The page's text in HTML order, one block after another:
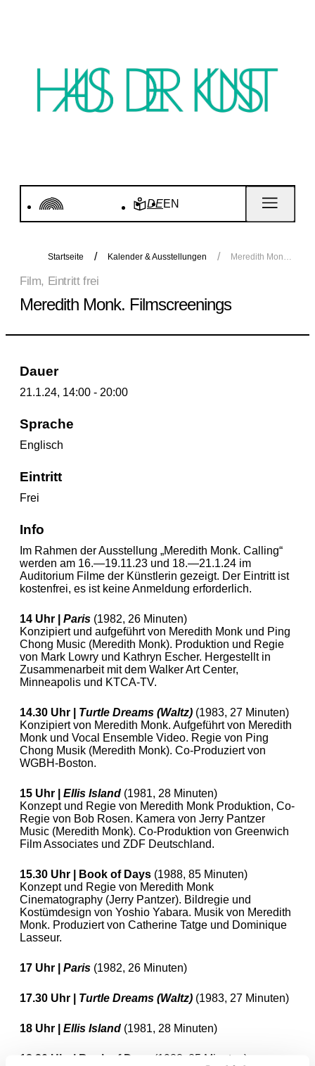
DEEN
Startseite Kalender & Ausstellungen Meredith Monk. Filmscreenings
Film, Eintritt frei
Meredith Monk. Filmscreenings
Dauer
21.1.24, 14:00 - 20:00
Sprache
Englisch
Eintritt
Frei
Info
Im Rahmen der Ausstellung „Meredith Monk. Calling“
werden am 16.—19.11.23 und 18.—21.1.24 im
Auditorium Filme der Künstlerin gezeigt. Der Eintritt ist
kostenfrei, es ist keine Anmeldung erforderlich.
14 Uhr | Paris (1982, 26 Minuten)
Konzipiert und aufgeführt von Meredith Monk und Ping
Chong Music (Meredith Monk). Produktion und Regie
von Mark Lowry und Kathryn Escher. Hergestellt in
Zusammenarbeit mit dem Walker Art Center,
Minneapolis und KTCA-TV.
14.30 Uhr | Turtle Dreams (Waltz) (1983, 27 Minuten)
Konzipiert von Meredith Monk. Aufgeführt von Meredith
Monk und Vocal Ensemble Video. Regie von Ping
Chong Musik (Meredith Monk). Co-Produziert von
WGBH-Boston.
15 Uhr | Ellis Island (1981, 28 Minuten)
Konzept und Regie von Meredith Monk Produktion, Co-
Regie von Bob Rosen. Kamera von Jerry Pantzer
Music (Meredith Monk). Co-Produktion von Greenwich
Film Associates und ZDF Deutschland.
15.30 Uhr | Book of Days (1988, 85 Minuten)
Konzept und Regie von Meredith Monk
Cinematography (Jerry Pantzer). Bildregie und
Kostümdesign von Yoshio Yabara. Musik von Meredith
Monk. Produziert von Catherine Tatge und Dominique
Lasseur.
17 Uhr | Paris (1982, 26 Minuten)
17.30 Uhr | Turtle Dreams (Waltz) (1983, 27 Minuten)
18 Uhr | Ellis Island (1981, 28 Minuten)
18.30 Uhr | Book of Days (1988, 85 Minuten)